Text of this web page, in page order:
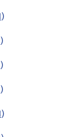
)
)
)
)
)